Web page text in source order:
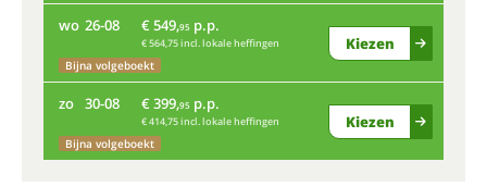
wo 26-08 € 549,95 p.p.
€ 564,75 incl. lokale heffingen
Bijna volgeboekt
Kiezen
zo 30-08 € 399,95 p.p.
€ 414,75 incl. lokale heffingen
Bijna volgeboekt
Kiezen